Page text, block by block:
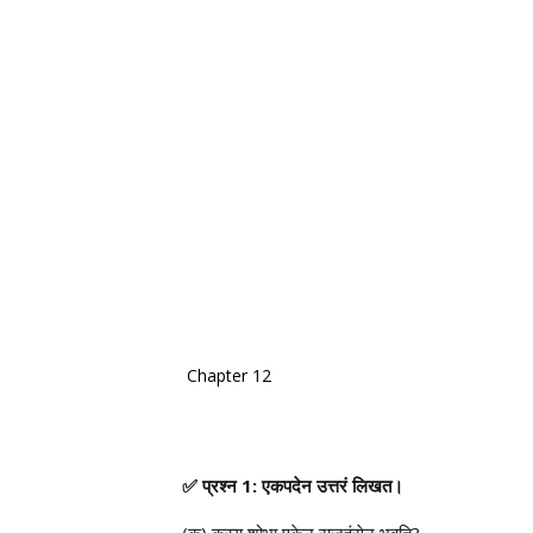
Chapter 12
✅प्रश्न 1: एकपदेन उत्तरं लिखत।